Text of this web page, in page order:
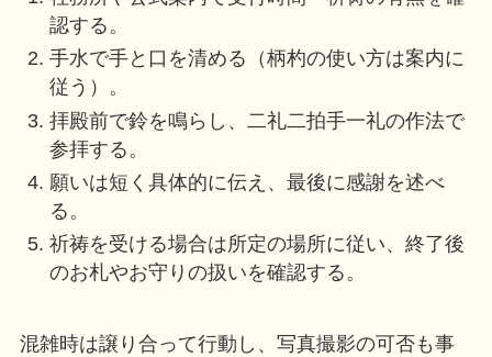
認する。
手水で手と口を清める（柄杓の使い方は案内に
従う）。
拝殿前で鈴を鳴らし、二礼二拍手一礼の作法で
参拝する。
願いは短く具体的に伝え、最後に感謝を述べ
る。
祈祷を受ける場合は所定の場所に従い、終了後
のお札やお守りの扱いを確認する。
混雑時は譲り合って行動し、写真撮影の可否も事